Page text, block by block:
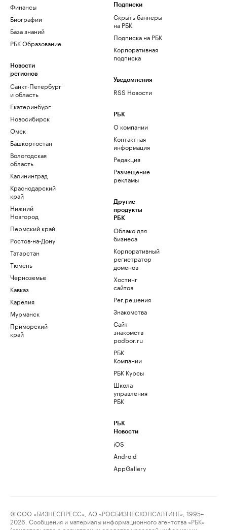
Финансы
Биографии
База знаний
РБК Образование
Новости
регионов
Санкт-Петербург
и область
Екатеринбург
Новосибирск
Омск
Башкортостан
Вологодская
область
Калининград
Краснодарский
край
Нижний
Новгород
Пермский край
Ростов-на-Дону
Татарстан
Тюмень
Черноземье
Кавказ
Карелия
Мурманск
Приморский
край
Подписки
Скрыть баннеры
на РБК
Подписка на РБК
Корпоративная
подписка
Уведомления
RSS Новости
РБК
О компании
Контактная
информация
Редакция
Размещение
рекламы
Другие
продукты
РБК
Облако для
бизнеса
Корпоративный
регистратор
доменов
Хостинг
сайтов
Рег.решения
Знакомства
Сайт
знакомств
podbor.ru
РБК
Компании
РБК Курсы
Школа
управления
РБК
РБК
Новости
iOS
Android
AppGallery
© ООО «БИЗНЕСПРЕСС», АО «РОСБИЗНЕСКОНСАЛТИНГ», 1995–
2026. Сообщения и материалы информационного агентства «РБК»